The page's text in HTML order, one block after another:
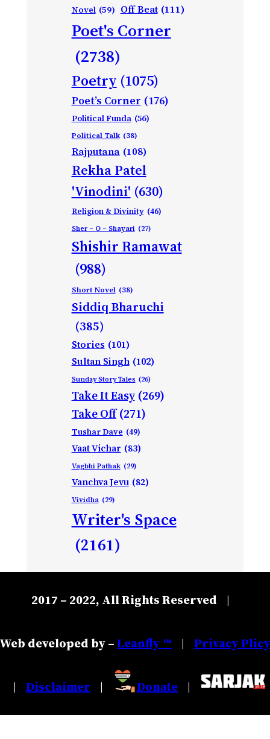
Novel (59) Off Beat (111)
Poet's Corner
(2738)
Poetry (1075)
Poet’s Corner (176)
Political Funda (56)
Political Talk (38)
Rajputana (108)
Rekha Patel
'Vinodini' (630)
Religion & Divinity (46)
Sher – O – Shayari (27)
Shishir Ramawat
(988)
Short Novel (38)
Siddiq Bharuchi
(385)
Stories (101)
Sultan Singh (102)
Sunday Story Tales (26)
Take It Easy (269)
Take Off (271)
Tushar Dave (49)
Vaat Vichar (83)
Vagbhi Pathak (29)
Vanchva Jevu (82)
Vividha (29)
Writer's Space
(2161)
2017 – 2022, All Rights Reserved |
Web developed by –Leanfly ™ | Privacy Plicy
| Disclaimer | Donate |